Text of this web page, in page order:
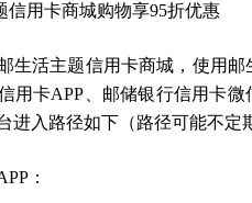
信用卡商城购物享95折优惠
生活主题信用卡商城，使用
用卡APP、邮储银行信用卡
进入路径如下（路径可能不定
：